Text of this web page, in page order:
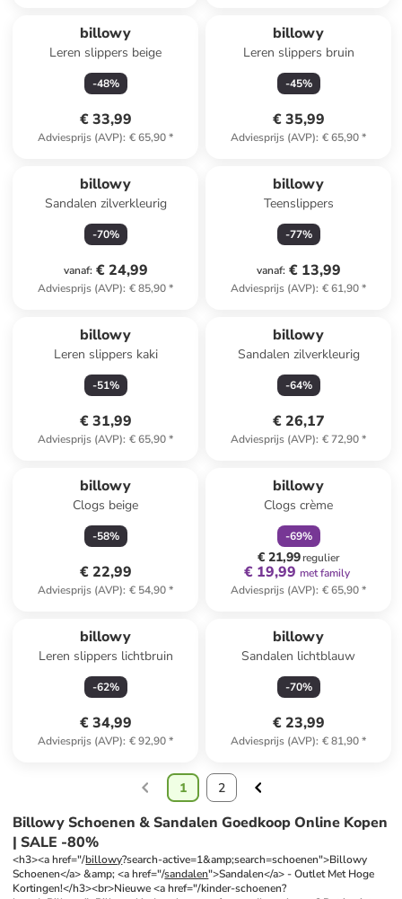
billowy
Leren slippers beige
-48%
€ 33,99
Adviesprijs (AVP): € 65,90*
billowy
Leren slippers bruin
-45%
€ 35,99
Adviesprijs (AVP): € 65,90*
billowy
Sandalen zilverkleurig
-70%
vanaf: € 24,99
Adviesprijs (AVP): € 85,90*
billowy
Teenslippers
-77%
vanaf: € 13,99
Adviesprijs (AVP): € 61,90*
billowy
Leren slippers kaki
-51%
€ 31,99
Adviesprijs (AVP): € 65,90*
billowy
Sandalen zilverkleurig
-64%
€ 26,17
Adviesprijs (AVP): € 72,90*
billowy
Clogs beige
-58%
€ 22,99
Adviesprijs (AVP): € 54,90*
billowy
Clogs crème
-69%
€ 21,99regulier
€ 19,99 met family
Adviesprijs (AVP): € 65,90*
billowy
Leren slippers lichtbruin
-62%
€ 34,99
Adviesprijs (AVP): € 92,90*
billowy
Sandalen lichtblauw
-70%
€ 23,99
Adviesprijs (AVP): € 81,90*
1 2
Billowy Schoenen & Sandalen Goedkoop Online Kopen
| SALE -80%
<h3><a href="/billowy?search-active=1&amp;search=schoenen">Billowy
Schoenen</a> &amp; <a href="/sandalen">Sandalen</a> - Outlet Met Hoge
Kortingen!</h3><br>Nieuwe <a href="/kinder-schoenen?